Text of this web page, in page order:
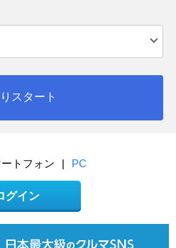
スタート
ートフォン | PC
グイン